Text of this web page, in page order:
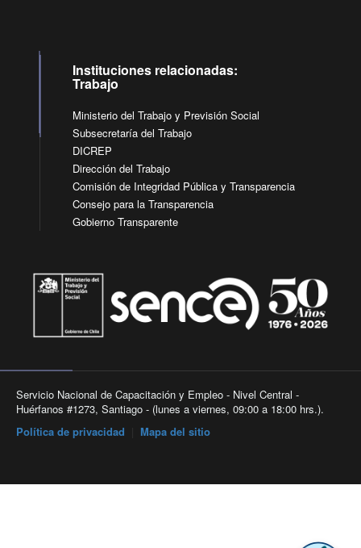
Instituciones relacionadas:
Trabajo
Ministerio del Trabajo y Previsión Social
Subsecretaría del Trabajo
DICREP
Dirección del Trabajo
Comisión de Integridad Pública y Transparencia
Consejo para la Transparencia
Gobierno Transparente
Servicio Nacional de Capacitación y Empleo - Nivel Central -
Huérfanos #1273, Santiago - (lunes a viernes, 09:00 a 18:00 hrs.).
Política de privacidad
Mapa del sitio